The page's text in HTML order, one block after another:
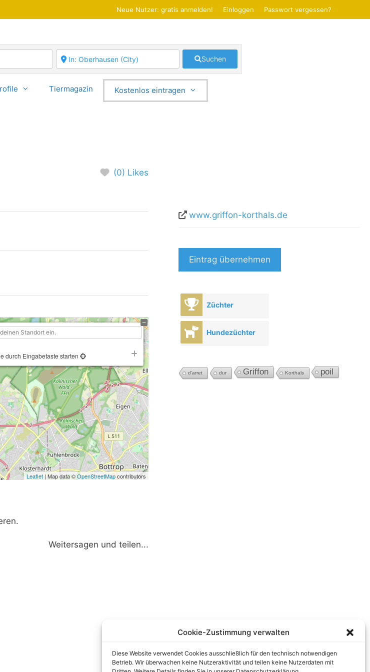
Cookie-Zustimmung verwalten
Diese Website verwendet Cookies ausschließlich für den technisch notwendigen
Betrieb. Wir überwachen keine Nutzeraktivität und teilen keine Nutzerdaten mit
Neue Nutzer: gratis anmelden! Einloggen Passwort vergessen?
Suchen
Tiermagazin Kostenlos eintragen
(0) Likes
durch Eingabetaste starten
Leaflet| Map data ©OpenStreetMapcontributors
Weitersagen und teilen...
www.griffon-korthals.de
Eintrag übernehmen
Züchter
Hundezüchter
d'arret dur Griffon Korthals poil